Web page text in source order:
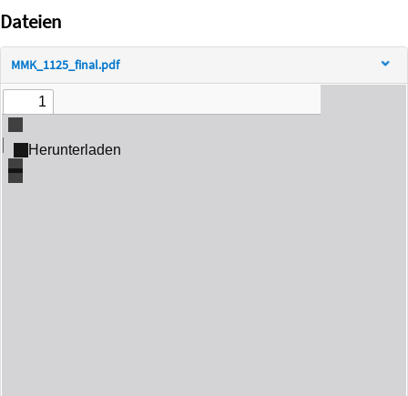
Dateien
MMK_1125_final.pdf